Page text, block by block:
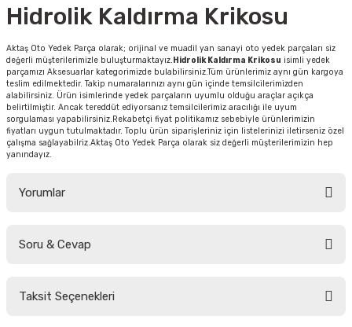
Hidrolik Kaldırma Krikosu
Aktaş Oto Yedek Parça olarak; orijinal ve muadil yan sanayi oto yedek parçaları siz
değerli müşterilerimizle buluşturmaktayız.Hidrolik Kaldırma Krikosu isimli yedek
parçamızı Aksesuarlar kategorimizde bulabilirsiniz.Tüm ürünlerimiz aynı gün kargoya
teslim edilmektedir. Takip numaralarınızı aynı gün içinde temsilcilerimizden
alabilirsiniz. Ürün isimlerinde yedek parçaların uyumlu olduğu araçlar açıkça
belirtilmiştir. Ancak tereddüt ediyorsanız temsilcilerimiz aracılığı ile uyum
sorgulaması yapabilirsiniz.Rekabetçi fiyat politikamız sebebiyle ürünlerimizin
fiyatları uygun tutulmaktadır. Toplu ürün siparişleriniz için listelerinizi iletirseniz özel
çalışma sağlayabilriz.Aktaş Oto Yedek Parça olarak siz değerli müşterilerimizin hep
yanındayız.
Yorumlar
Soru & Cevap
Taksit Seçenekleri